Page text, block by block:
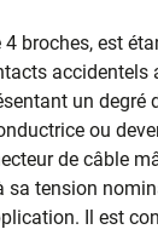
broches, est
un
ou
de câble
tension
Il est